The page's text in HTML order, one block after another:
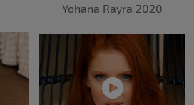
Yohana Rayra 2020